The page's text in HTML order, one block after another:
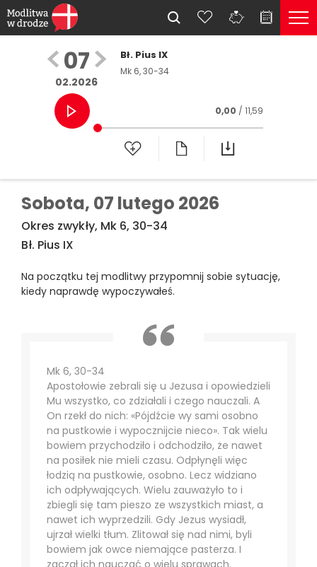
07
02.2026
Bł. Pius IX
Mk 6, 30-34
0,00 / 11,59
Sobota, 07 lutego 2026
Okres zwykły, Mk 6, 30-34
Bł. Pius IX
Na początku tej modlitwy przypomnij sobie sytuację,
kiedy naprawdę wypoczywałeś.
Mk 6, 30-34
Apostołowie zebrali się u Jezusa i opowiedzieli
Mu wszystko, co zdziałali i czego nauczali. A
On rzekł do nich: «Pójdźcie wy sami osobno
na pustkowie i wypocznijcie nieco». Tak wielu
bowiem przychodziło i odchodziło, że nawet
na posiłek nie mieli czasu. Odpłynęli więc
łodzią na pustkowie, osobno. Lecz widziano
ich odpływających. Wielu zauważyło to i
zbiegli się tam pieszo ze wszystkich miast, a
nawet ich wyprzedzili. Gdy Jezus wysiadł,
ujrzał wielki tłum. Zlitował się nad nimi, byli
bowiem jak owce niemające pasterza. I
zaczął ich nauczać o wielu sprawach.